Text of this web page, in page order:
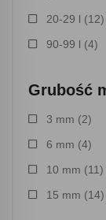
20-29 l (12)
90-99 l (4)
Grubość
3 mm (2)
6 mm (4)
10 mm (11)
15 mm (14)